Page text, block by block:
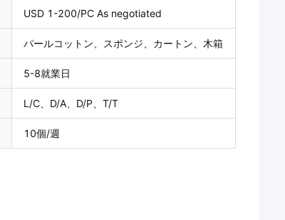
USD 1-200/PC As negotiated
パールコットン、スポンジ、カートン、木箱
5-8就業日
L/C、D/A、D/P、T/T
10個/週